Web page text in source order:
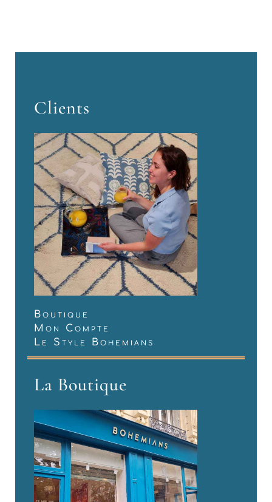
Clients
Boutique
Mon Compte
Le Style Bohemians
La Boutique